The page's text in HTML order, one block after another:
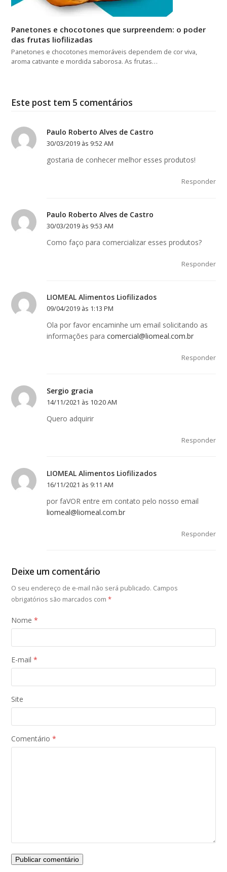
Panetones e chocotones que surpreendem: o poder
das frutas liofilizadas
Panetones e chocotones memoráveis dependem de cor viva,
aroma cativante e mordida saborosa. As frutas…
Este post tem 5 comentários
Paulo Roberto Alves de Castro
30/03/2019 às 9:52 AM
gostaria de conhecer melhor esses produtos!
Responder
Paulo Roberto Alves de Castro
30/03/2019 às 9:53 AM
Como faço para comercializar esses produtos?
Responder
LIOMEAL Alimentos Liofilizados
09/04/2019 às 1:13 PM
Ola por favor encaminhe um email solicitando as
informações paracomercial@liomeal.com.br
Responder
Sergio gracia
14/11/2021 às 10:20 AM
Quero adquirir
Responder
LIOMEAL Alimentos Liofilizados
16/11/2021 às 9:11 AM
por faVOR entre em contato pelo nosso email
liomeal@liomeal.com.br
Responder
Deixe um comentário
O seu endereço de e-mail não será publicado. Campos
obrigatórios são marcados com*
Nome*
E-mail*
Site
Comentário*